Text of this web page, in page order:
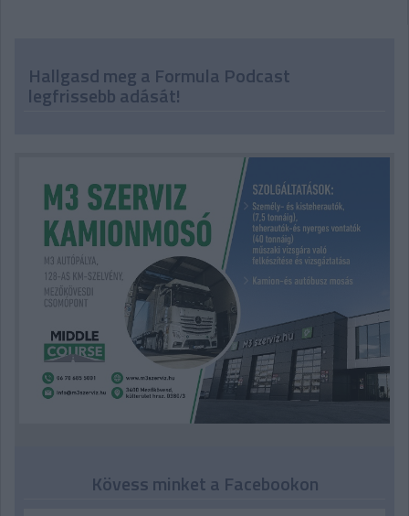
Hallgasd meg a Formula Podcast
legfrissebb adását!
Kövess minket a Facebookon